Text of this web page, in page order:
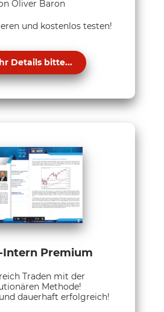
Oliver Baron
und kostenlos testen!
Details bitte...
Intern Premium
Traden mit der
Methode!
dauerhaft erfolgreich!